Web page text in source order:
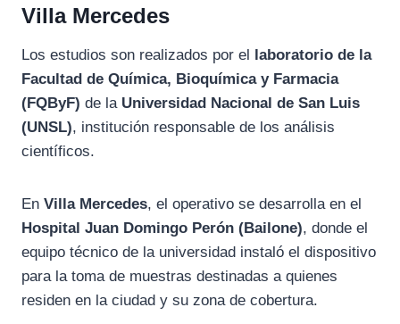
Villa Mercedes
Los estudios son realizados por el laboratorio de la
Facultad de Química, Bioquímica y Farmacia
(FQByF) de la Universidad Nacional de San Luis
(UNSL), institución responsable de los análisis
científicos.
En Villa Mercedes, el operativo se desarrolla en el
Hospital Juan Domingo Perón (Bailone), donde el
equipo técnico de la universidad instaló el dispositivo
para la toma de muestras destinadas a quienes
residen en la ciudad y su zona de cobertura.